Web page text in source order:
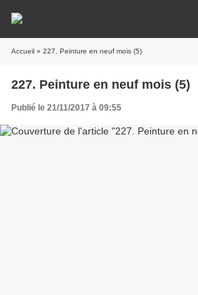
Accueil » 227. Peinture en neuf mois (5)
227. Peinture en neuf mois (5)
Publié le 21/11/2017 à 09:55